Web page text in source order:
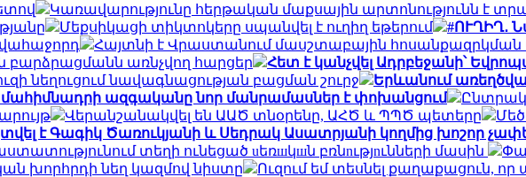
Կառավարությունը հերթական մաքսային արտոնությունն է
Մեքսիկացի տիկտոկերը սպանվել է ուղիղ եթերում #ՈՒՂԻՂ․
Հայտնի է Վրաստանում մասշտաբային
առնչվող հարցեր
Հետ է կանչվել Ադրբեջանի՝
նեղուցում նավագնացության բացման շուրջ
Երևանում
ազգականը նոր մանրամասներ է փոխանցում
Վերանշանակվել են ԱԱԾ տնօրենը, ԱՀԾ և ՊՊԾ պետերը
է Գագիկ Ծառուկյանի և Սեդրակ Ասատրյանի կողմից խոշոր
տեղի ունեցած uեռшկшն բռնnւթյnւնների մասին
խորհրդի նեղ կազմով նիստը
Ուզում եմ տեսնել քաղաքացուն,